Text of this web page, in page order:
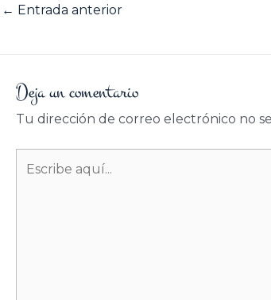
← Entrada anterior
Deja un comentario
Tu dirección de correo electrónico no
aquí...